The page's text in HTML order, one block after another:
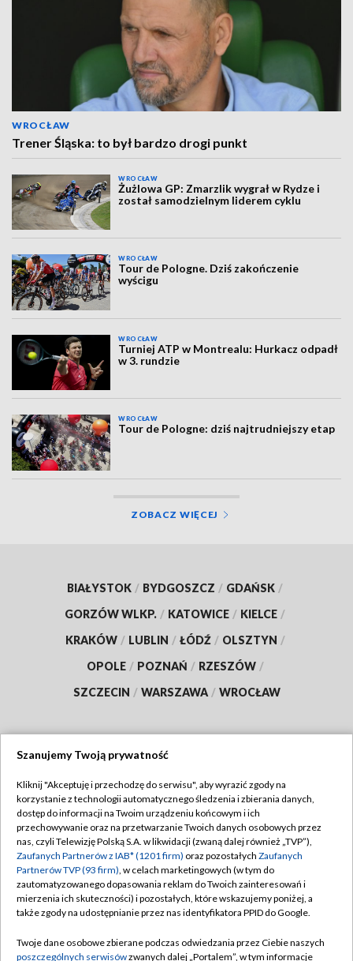
WROCŁAW
Trener Śląska: to był bardzo drogi punkt
WROCŁAW
Żużlowa GP: Zmarzlik wygrał w Rydze i
został samodzielnym liderem cyklu
WROCŁAW
Tour de Pologne. Dziś zakończenie
wyścigu
WROCŁAW
Turniej ATP w Montrealu: Hurkacz odpadł
w 3. rundzie
WROCŁAW
Tour de Pologne: dziś najtrudniejszy etap
ZOBACZ WIĘCEJ
BIAŁYSTOK / BYDGOSZCZ / GDAŃSK /
GORZÓW WLKP. / KATOWICE / KIELCE /
KRAKÓW / LUBLIN / ŁÓDŹ / OLSZTYN /
OPOLE / POZNAŃ / RZESZÓW /
SZCZECIN / WARSZAWA / WROCŁAW
TVP
Abonament TVP
Emisja w TVP
Centrum informacji TVP
Naziemna Telewizja Cyfrowa
Rada Programowa
Regulamin TVP
Polityka prywatności
Moje zgody
Pomoc
Szanujemy Twoją prywatność
Kliknij "Akceptuję i przechodzę do serwisu", aby wyrazić zgody na
korzystanie z technologii automatycznego śledzenia i zbierania danych,
dostęp do informacji na Twoim urządzeniu końcowym i ich
przechowywanie oraz na przetwarzanie Twoich danych osobowych przez
nas, czyli Telewizję Polską S.A. w likwidacji (zwaną dalej również „TVP”),
Zaufanych Partnerów z IAB* (1201 firm) oraz pozostałych Zaufanych
Partnerów TVP (93 firm), w celach marketingowych (w tym do
zautomatyzowanego dopasowania reklam do Twoich zainteresowań i
mierzenia ich skuteczności) i pozostałych, które wskazujemy poniżej, a
także zgody na udostępnianie przez nas identyfikatora PPID do Google.
Twoje dane osobowe zbierane podczas odwiedzania przez Ciebie naszych
poszczególnych serwisówzwanych dalej „Portalem”, w tym informacje